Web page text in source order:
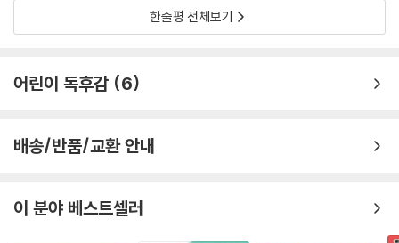
한줄평 전체보기
어린이 독후감 6
배송/반품/교환 안내
이 분야 베스트셀러